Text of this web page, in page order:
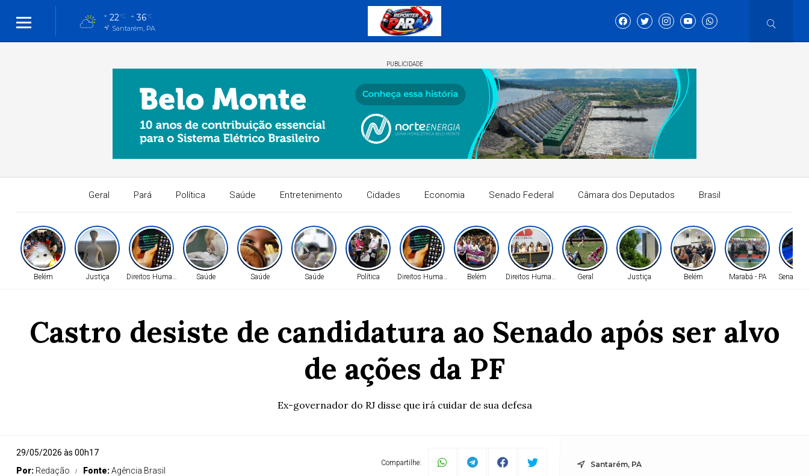
22°C 36°C
Santarém, PA
PUBLICIDADE
Geral Pará Política Saúde Entretenimento Cidades Economia Senado Federal Câmara dos Deputados Brasil
Belém Justiça Direitos Humanos Saúde Saúde Saúde Política Direitos Humanos Belém Direitos Humanos Geral Justiça Belém Marabá - PA Senado
Castro desiste de candidatura ao Senado após ser alvo
de ações da PF
Ex-governador do RJ disse que irá cuidar de sua defesa
29/05/2026 às 00h17
Por: Redação Fonte:Agência Brasil
Compartilhe: Santarém, PA